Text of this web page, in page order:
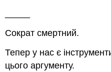
Сократ смертний.
Тепер у нас є
цього аргументу.